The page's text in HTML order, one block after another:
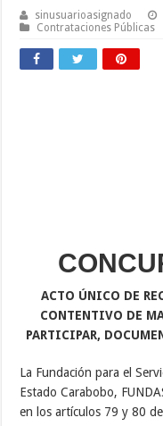
sinusuarioasignado
Contrataciones Públicas
ACTO ÚNICO DE
CONTENTIVO DE
PARTICIPAR,
La Fundación para el
Estado Carabobo,
en los artículos 79 y 80